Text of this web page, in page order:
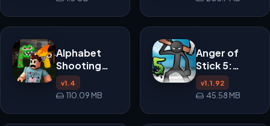
Alphabet
Shooting
Escape
Time APK
v1.4
110.09 MB
Anger of
Stick 5:
Zombie APK
v1.1.92
45.58 MB